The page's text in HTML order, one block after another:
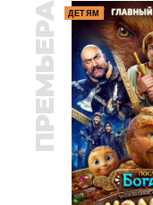
ПРЕМЬЕРА ДЕТЯМ